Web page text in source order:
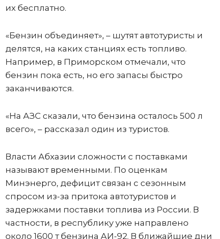
их бесплатно.
«Бензин объединяет», – шутят автотуристы и
делятся, на каких станциях есть топливо.
Например, в Приморском отмечали, что
бензин пока есть, но его запасы быстро
заканчиваются.
«На АЗС сказали, что бензина осталось 500 л
всего», – рассказал один из туристов.
Власти Абхазии сложности с поставками
называют временными. По оценкам
Минэнерго, дефицит связан с сезонным
спросом из-за притока автотуристов и
задержками поставки топлива из России. В
частности, в республику уже направлено
около 1600 т бензина АИ-92. В ближайшие дни